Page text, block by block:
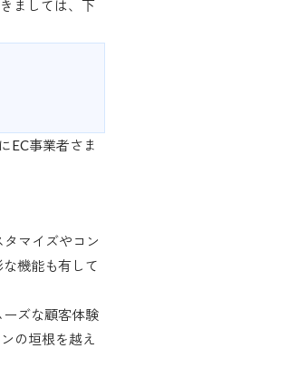
ましては、下
EC事業者さま
マイズやコン
機能も有して
ズな顧客体験
の垣根を越え